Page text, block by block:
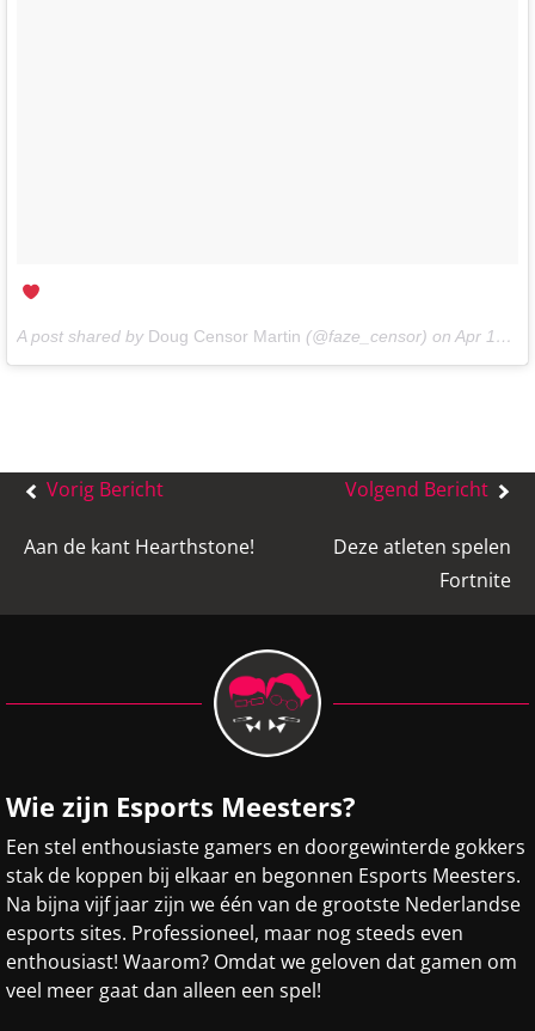
A post shared by Doug Censor Martin (@faze_censor) on Apr 14, 2018 at 10:59am PDT
Bericht
Vorig Bericht
Aan de kant Hearthstone!
Volgend Bericht
Deze atleten spelen
Fortnite
Wie zijn Esports Meesters?
Een stel enthousiaste gamers en doorgewinterde gokkers
stak de koppen bij elkaar en begonnen Esports Meesters.
Na bijna vijf jaar zijn we één van de grootste Nederlandse
esports sites. Professioneel, maar nog steeds even
enthousiast! Waarom? Omdat we geloven dat gamen om
veel meer gaat dan alleen een spel!